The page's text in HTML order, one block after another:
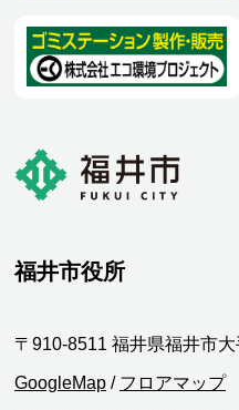
福井市役所
〒910-8511 福井県福井市
GoogleMap / フロアマップ